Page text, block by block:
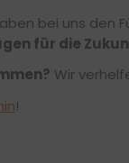
bei uns den
für die
Wir
!